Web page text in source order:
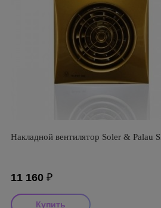
Накладной вентилятор Soler & Palau
11 160 ₽